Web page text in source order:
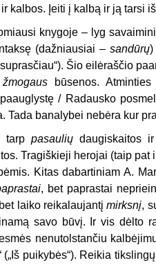
kalbos. Įeiti į kalbą ir ją tarsi
knygoje – lyg
(dažniausiai – sandūrų)
Šio eilėraščio
būsenos. Atminties
/ Radausko
Tada banalybei nebėra kur
tarp pasaulių daugiskaitos
Tragiškieji herojai (taip pat
Kitas dabartiniam A.
, bet paprastai
laiko reikalaujantįmirksnį,
savo būvį.
Ir vis dėlto
nenutolstančiu
(„Iš puikybės“). Reikia